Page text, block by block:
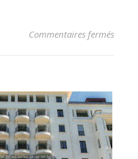
Commentaires ferméssur